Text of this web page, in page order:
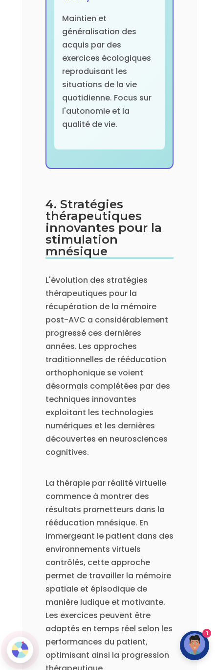
Maintien et
généralisation des
acquis par des
exercices écologiques
reproduisant les
situations de la vie
quotidienne. Focus sur
l'autonomie et la
qualité de vie.
4. Stratégies
thérapeutiques
innovantes pour la
stimulation
mnésique
L'évolution des stratégies
thérapeutiques pour la
récupération de la mémoire
post-AVC a considérablement
progressé ces dernières
années. Les approches
traditionnelles de rééducation
orthophonique se voient
désormais complétées par des
techniques innovantes
exploitant les technologies
numériques et les dernières
découvertes en neurosciences
cognitives.
La thérapie par réalité virtuelle
commence à montrer des
résultats prometteurs dans la
rééducation mnésique. En
immergeant le patient dans des
environnements virtuels
contrôlés, cette approche
permet de travailler la mémoire
spatiale et épisodique de
manière ludique et motivante.
Les exercices peuvent être
adaptés en temps réel selon les
performances du patient,
optimisant ainsi la progression
1